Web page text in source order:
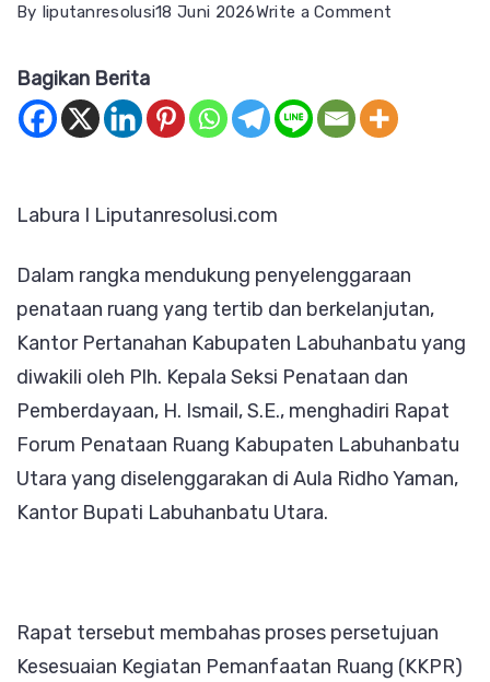
By liputanresolusi18 Juni 2026Write a Comment
di
Labura
Bagikan Berita
Labura I Liputanresolusi.com
Dalam rangka mendukung penyelenggaraan
penataan ruang yang tertib dan berkelanjutan,
Kantor Pertanahan Kabupaten Labuhanbatu yang
diwakili oleh Plh. Kepala Seksi Penataan dan
Pemberdayaan, H. Ismail, S.E., menghadiri Rapat
Forum Penataan Ruang Kabupaten Labuhanbatu
Utara yang diselenggarakan di Aula Ridho Yaman,
Kantor Bupati Labuhanbatu Utara.
Rapat tersebut membahas proses persetujuan
Kesesuaian Kegiatan Pemanfaatan Ruang (KKPR)